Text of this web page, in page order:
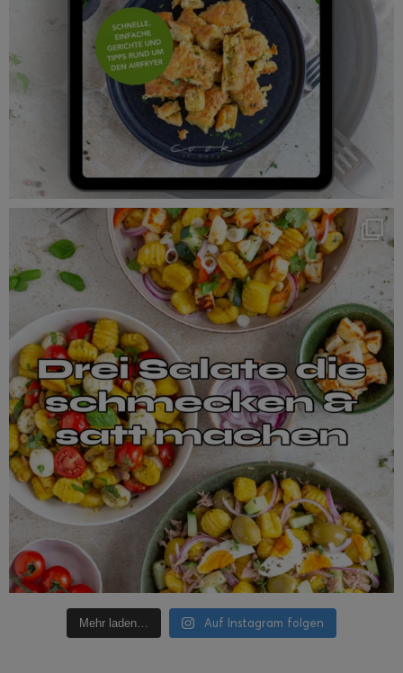
Mehr laden… Auf Instagram folgen